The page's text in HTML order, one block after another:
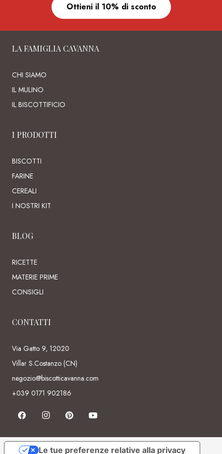
Ottieni il 10% di sconto
LA FAMIGLIA CAVANNA
CHI SIAMO
IL MULINO
IL BISCOTTIFICIO
I PRODOTTI
BISCOTTI
FARINE
CEREALI
I NOSTRI KIT
BLOG
RICETTE
MATERIE PRIME
CONSIGLI
CONTATTI
Via Gatto 9, 12020
Villar S.Costanzo (CN)
negozio@biscotticavanna.com
+039 0171 902186
Le tue preferenze relative alla privacy